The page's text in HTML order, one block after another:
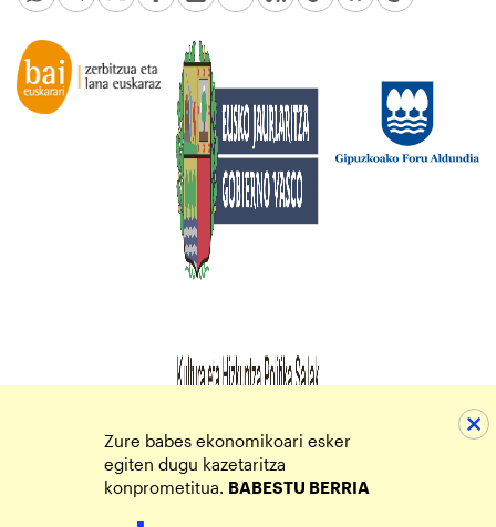
Zure babes ekonomikoari esker
egiten dugu kazetaritza
konprometitua. BABESTU BERRIA